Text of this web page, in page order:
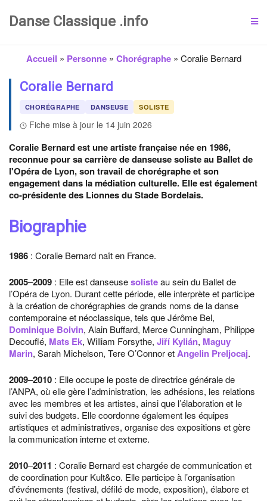
Danse Classique .info
Accueil » Personne» Chorégraphe» Coralie Bernard
Coralie Bernard
CHORÉGRAPHE DANSEUSE SOLISTE
Fiche mise à jour le 14 juin 2026
Coralie Bernard est une artiste française née en 1986,
reconnue pour sa carrière de danseuse soliste au Ballet de
l'Opéra de Lyon, son travail de chorégraphe et son
engagement dans la médiation culturelle. Elle est également
co-présidente des Lionnes du Stade Bordelais.
Biographie
1986 : Coralie Bernard naît en France.
2005–2009 : Elle est danseusesolisteau sein du Ballet de
l’Opéra de Lyon. Durant cette période, elle interprète et participe
à la création de chorégraphies de grands noms de la danse
contemporaine et néoclassique, tels que Jérôme Bel,
Dominique Boivin, Alain Buffard, Merce Cunningham, Philippe
Decouflé, Mats Ek, William Forsythe, Jiří Kylián, Maguy
Marin, Sarah Michelson, Tere O’Connor etAngelin Preljocaj.
2009–2010 : Elle occupe le poste de directrice générale de
l’ANPA, où elle gère l’administration, les adhésions, les relations
avec les membres et les artistes, ainsi que l’élaboration et le
suivi des budgets. Elle coordonne également les équipes
artistiques et administratives, organise des expositions et gère
la communication interne et externe.
2010–2011 : Coralie Bernard est chargée de communication et
de coordination pour Kult&co. Elle participe à l’organisation
d’événements (festival, défilé de mode, exposition), élabore et